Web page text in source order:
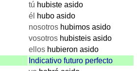
tú hubiste asido
él hubo asido
nosotros hubimos asido
vosotros hubisteis asido
ellos hubieron asido
Indicativo futuro perfecto